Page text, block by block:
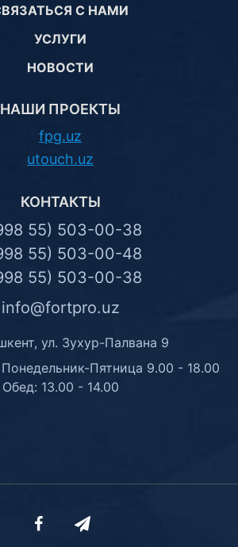
С НАМИ
УСЛУГИ
НОВОСТИ
НАШИ ПРОЕКТЫ
fpg.uz
utouch.uz
КОНТАКТЫ
55) 503-00-38
55) 503-00-48
55) 503-00-38
info@fortpro.uz
ул. Зухур-Палвана 9
Пятница 9.00 - 18.00
Обед: 13.00 - 14.00